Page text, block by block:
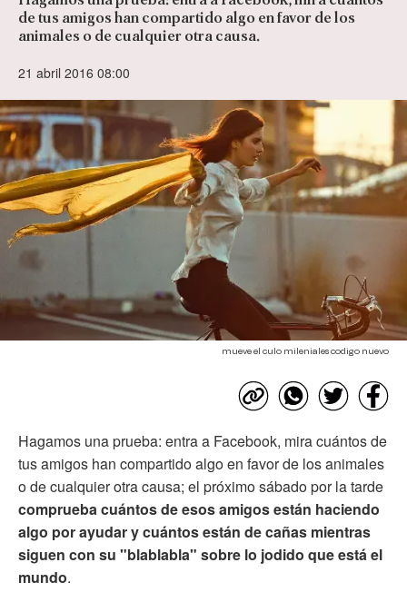
de tus amigos han compartido algo en favor de los
animales o de cualquier otra causa.
21 abril 2016 08:00
mueve el culo mileniales codigo nuevo
Hagamos una prueba: entra a Facebook, mira cuántos de
tus amigos han compartido algo en favor de los animales
o de cualquier otra causa; el próximo sábado por la tarde
comprueba cuántos de esos amigos están haciendo
algo por ayudar y cuántos están de cañas mientras
siguen con su "blablabla" sobre lo jodido que está el
mundo.